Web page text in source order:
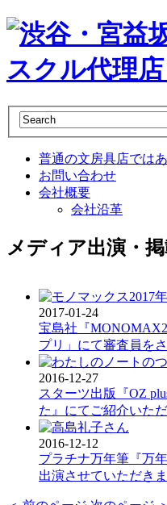
普通の文房具店では
お問い合わせ
会社概要
会社沿革
メディア出演・
2017-01-24
宝島社『
プリ」にて審査員を
2016-12-27
スターツ出版『OZ
た』にてご紹介いた
2016-12-12
プラチナ万年筆『万
出演させていただきま